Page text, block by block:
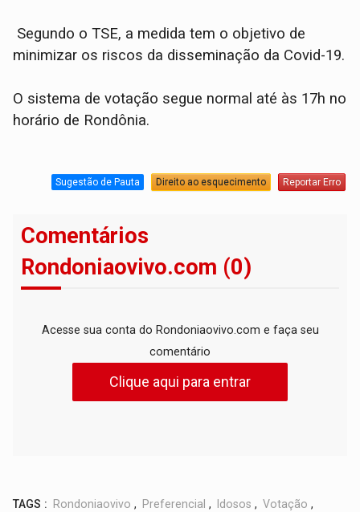
Segundo o TSE, a medida tem o objetivo de
minimizar os riscos da disseminação da Covid-19.
O sistema de votação segue normal até às 17h no
horário de Rondônia.
Sugestão de Pauta Direito ao esquecimento Reportar Erro
Comentários
Rondoniaovivo.com (0)
Acesse sua conta do Rondoniaovivo.com e faça seu
comentário
Clique aqui para entrar
TAGS : Rondoniaovivo , Preferencial , Idosos , Votação ,